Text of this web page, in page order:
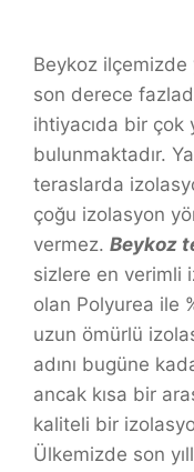
Beykoz ilçemizde
son derece
ihtiyacıda bir çok
bulunmaktadır.
teraslarda
çoğu izolasyon
vermez. Beykoz
sizlere en verimli
olan Polyurea ile
uzun ömürlü
adını bugüne
ancak kısa bir
kaliteli bir
Ülkemizde son